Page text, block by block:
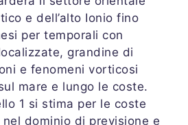
e dell’alto Ionio fino
per temporali con
grandine di
e fenomeni vorticosi
mare e lungo le coste.
1 si stima per le coste
dominio di previsione e